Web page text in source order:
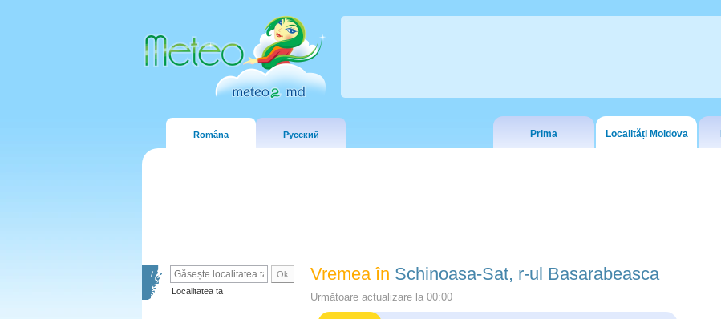
Româna Русский Prima Localități Moldova
Localitatea ta
Vremea în Schinoasa-Sat, r-ul Basarabeasca
Următoare actualizare la 00:00